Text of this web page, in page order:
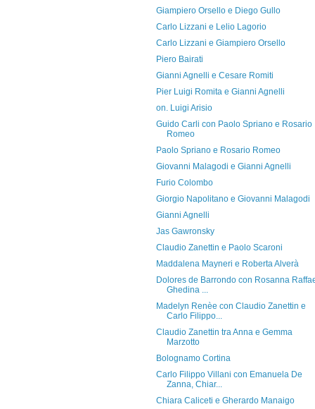
Giampiero Orsello e Diego Gullo
Carlo Lizzani e Lelio Lagorio
Carlo Lizzani e Giampiero Orsello
Piero Bairati
Gianni Agnelli e Cesare Romiti
Pier Luigi Romita e Gianni Agnelli
on. Luigi Arisio
Guido Carli con Paolo Spriano e Rosario
Romeo
Paolo Spriano e Rosario Romeo
Giovanni Malagodi e Gianni Agnelli
Furio Colombo
Giorgio Napolitano e Giovanni Malagodi
Gianni Agnelli
Jas Gawronsky
Claudio Zanettin e Paolo Scaroni
Maddalena Mayneri e Roberta Alverà
Dolores de Barrondo con Rosanna
Ghedina ...
Madelyn Renèe con Claudio Zanettin e
Carlo Filippo...
Claudio Zanettin tra Anna e Gemma
Marzotto
Bolognamo Cortina
Carlo Filippo Villani con Emanuela De
Zanna, Chiar...
Chiara Caliceti e Gherardo Manaigo